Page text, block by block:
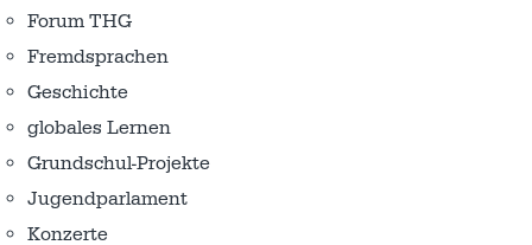
Forum THG
Fremdsprachen
Geschichte
globales Lernen
Grundschul-Projekte
Jugendparlament
Konzerte